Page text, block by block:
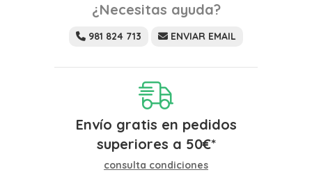
¿Necesitas ayuda?
981 824 713 ENVIAR EMAIL
Envío gratis en pedidos
superiores a 50€*
consulta condiciones